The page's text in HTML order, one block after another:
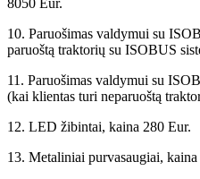
8050 Eur.
10. Paruošimas valdymui su
paruoštą traktorių su ISOBUS
11. Paruošimas valdymui su
(kai klientas turi neparuoštą
12. LED žibintai, kaina 280 Eur.
13. Metaliniai purvasaugiai, kaina